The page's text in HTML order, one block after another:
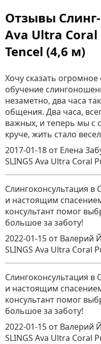
Отзывы
Ava Ultra
Tencel (4,6 м)
Хочу сказать
обучение
незаметно, два часа
общения. Два часа,
важных, и теперь мы с
круче, жить стало
2017-01-18 от Елена
SLINGS Ava Ultra Coral
Слингоконсультация в
и настоящим
консультант помог
большое за заботу!
2022-01-15 от Валерий
SLINGS Ava Ultra Coral
Слингоконсультация в
и настоящим
консультант помог
большое за заботу!
2022-01-15 от Валерий
SLINGS Ava Ultra Coral